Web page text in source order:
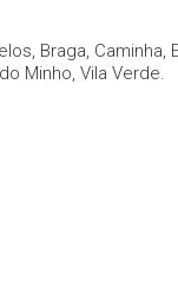
Braga, Caminha,
Minho, Vila Verde.